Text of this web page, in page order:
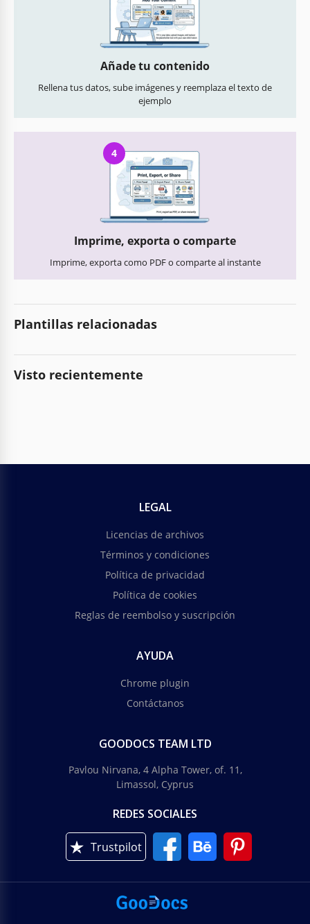
Añade tu contenido
Rellena tus datos, sube imágenes y reemplaza el texto de
ejemplo
4
Imprime, exporta o comparte
Imprime, exporta como PDF o comparte al instante
Plantillas relacionadas
Visto recientemente
LEGAL
Licencias de archivos
Términos y condiciones
Política de privacidad
Política de cookies
Reglas de reembolso y suscripción
AYUDA
Chrome plugin
Contáctanos
GOODOCS TEAM LTD
Pavlou Nirvana, 4 Alpha Tower, of. 11,
Limassol, Cyprus
REDES SOCIALES
Trustpilot